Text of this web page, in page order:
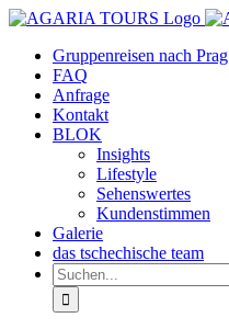
Zum
springenGruppenreisen nach Prag
FAQ
Anfrage
Kontakt
BLOK
Insights
Lifestyle
Sehenswertes
Kundenstimmen
Galerie
das tschechische team
Suche
nach: